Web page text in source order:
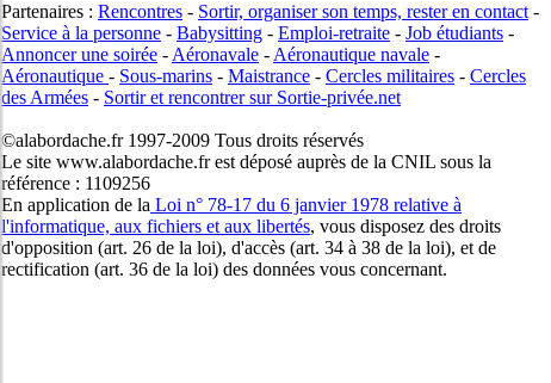
Partenaires : Rencontres - Sortir, organiser son temps, rester en contact -
Service à la personne - Babysitting - Emploi-retraite - Job étudiants -
Annoncer une soirée - Aéronavale - Aéronautique navale -
Aéronautique - Sous-marins - Maistrance - Cercles militaires - Cercles
des Armées - Sortir et rencontrer sur Sortie-privée.net
©alabordache.fr 1997-2009 Tous droits réservés
Le site www.alabordache.fr est déposé auprès de la CNIL sous la
référence : 1109256
En application de la Loi n° 78-17 du 6 janvier 1978 relative à
l'informatique, aux fichiers et aux libertés, vous disposez des droits
d'opposition (art. 26 de la loi), d'accès (art. 34 à 38 de la loi), et de
rectification (art. 36 de la loi) des données vous concernant.